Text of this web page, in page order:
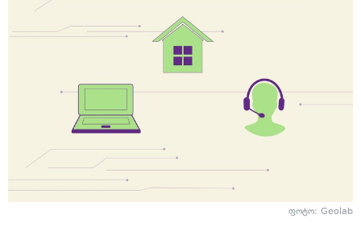
ფოტო: Geolab